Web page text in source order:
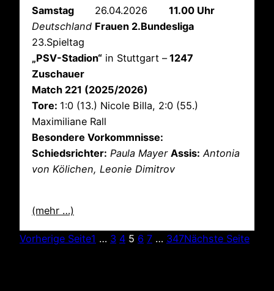
Samstag 26.04.2026 11.00 Uhr
Deutschland Frauen 2.Bundesliga
23.Spieltag
„PSV-Stadion“ in Stuttgart –1247
Zuschauer
Match 221 (2025/2026)
Tore: 1:0 (13.) Nicole Billa, 2:0 (55.)
Maximiliane Rall
Besondere Vorkommnisse:
Schiedsrichter: Paula Mayer Assis: Antonia
von Kölichen, Leonie Dimitrov
(mehr …)
Vorherige Seite1 … 3 4 5 6 7 … 347Nächste Seite